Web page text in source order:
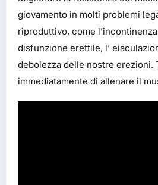
giovamento in molti problemi
riproduttivo, come
disfunzione erettile, l’
debolezza delle nostre erezioni.
immediatamente di allenare il